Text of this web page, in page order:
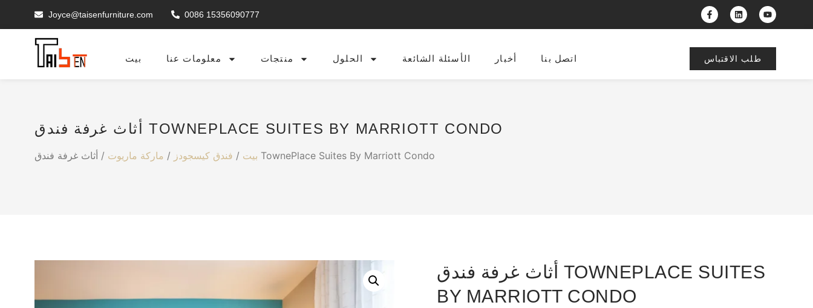
Joyce@taisenfurniture.com 0086 15356090777
بيت معلومات عنا منتجات الحلول الأسئلة الشائعة أخبار اتصل بنا طلب الاقتباس
أثاث غرفة فندق TOWNEPLACE SUITES BY MARRIOTT CONDO
بيت / فندق كيسجودز / ماركة ماريوت / أثاث غرفة فندق TownePlace Suites By Marriott Condo
أثاث غرفة فندق TOWNEPLACE SUITES
BY MARRIOTT CONDO